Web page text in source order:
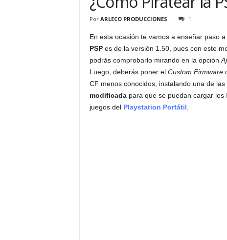
Por ARLECO PRODUCCIONES 1
En esta ocasión te vamos a enseñar paso
PSPes de la versión 1.50, pues con este
podrás comprobarlo mirando en la opción
Luego, deberás poner el Custom Firmware
CF menos conocidos, instalando una de
modificadapara que se puedan cargar los
juegos del Playstation Portátil